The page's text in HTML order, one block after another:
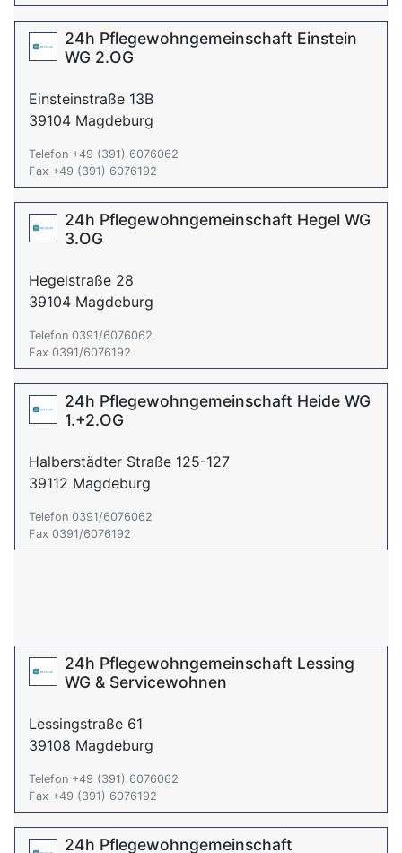
24h Pflegewohngemeinschaft Einstein
WG 2.OG
Einsteinstraße 13B
39104 Magdeburg
Telefon +49 (391) 6076062
Fax +49 (391) 6076192
24h Pflegewohngemeinschaft Hegel WG
3.OG
Hegelstraße 28
39104 Magdeburg
Telefon 0391/6076062
Fax 0391/6076192
24h Pflegewohngemeinschaft Heide WG
1.+2.OG
Halberstädter Straße 125-127
39112 Magdeburg
Telefon 0391/6076062
Fax 0391/6076192
24h Pflegewohngemeinschaft Lessing
WG & Servicewohnen
Lessingstraße 61
39108 Magdeburg
Telefon +49 (391) 6076062
Fax +49 (391) 6076192
24h Pflegewohngemeinschaft